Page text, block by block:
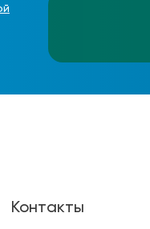
Контакты